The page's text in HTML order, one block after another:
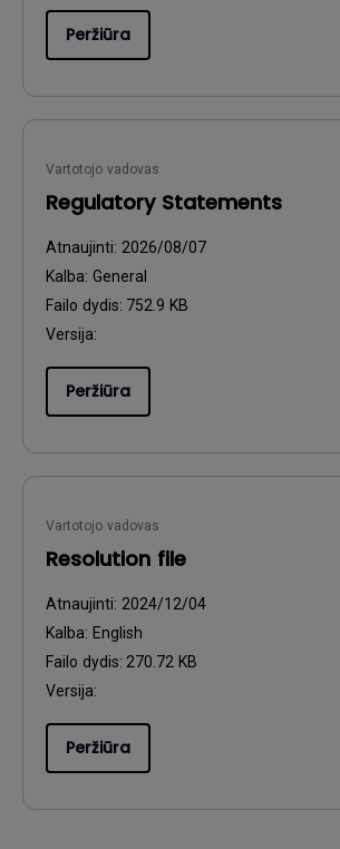
Peržiūra
Vartotojo vadovas
Regulatory Statements
Atnaujinti: 2026/08/07
Kalba: General
Failo dydis: 752.9 KB
Versija:
Peržiūra
Vartotojo vadovas
Resolution file
Atnaujinti: 2024/12/04
Kalba: English
Failo dydis: 270.72 KB
Versija:
Peržiūra